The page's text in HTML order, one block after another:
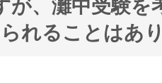
が、灘中受験を
れることはあ